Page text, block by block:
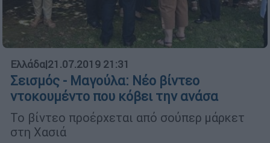
Ελλάδα|21.07.2019 21:31
Σεισμός - Μαγούλα: Νέο βίντεο
ντοκουμέντο που κόβει την ανάσα
Το βίντεο προέρχεται από σούπερ μάρκετ
στη Χασιά